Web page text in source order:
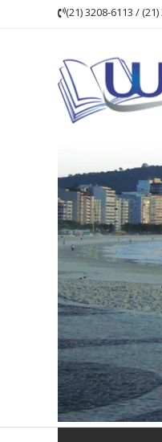
(21) 3208-6113 /